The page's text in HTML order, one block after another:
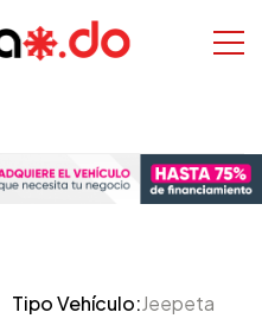
Tipo Vehículo:Jeepeta